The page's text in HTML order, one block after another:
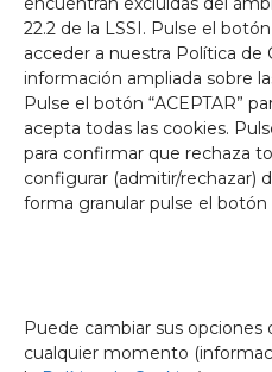
22.2 de la LSSI. Pulse el
acceder a nuestra Política de
información ampliada sobre
Pulse el botón “ACEPTAR”
acepta todas las cookies.
para confirmar que rechaza
configurar (admitir/rechazar)
forma granular pulse el botón
Puede cambiar sus
cualquier momento